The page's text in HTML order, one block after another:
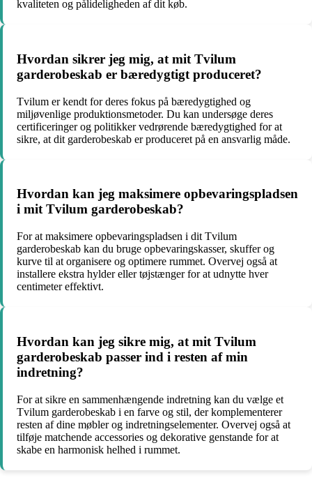
kvaliteten og pålideligheden af dit køb.
Hvordan sikrer jeg mig, at mit Tvilum
garderobeskab er bæredygtigt produceret?
Tvilum er kendt for deres fokus på bæredygtighed og
miljøvenlige produktionsmetoder. Du kan undersøge deres
certificeringer og politikker vedrørende bæredygtighed for at
sikre, at dit garderobeskab er produceret på en ansvarlig måde.
Hvordan kan jeg maksimere opbevaringspladsen
i mit Tvilum garderobeskab?
For at maksimere opbevaringspladsen i dit Tvilum
garderobeskab kan du bruge opbevaringskasser, skuffer og
kurve til at organisere og optimere rummet. Overvej også at
installere ekstra hylder eller tøjstænger for at udnytte hver
centimeter effektivt.
Hvordan kan jeg sikre mig, at mit Tvilum
garderobeskab passer ind i resten af ​​min
indretning?
For at sikre en sammenhængende indretning kan du vælge et
Tvilum garderobeskab i en farve og stil, der komplementerer
resten af dine møbler og indretningselementer. Overvej også at
tilføje matchende accessories og dekorative genstande for at
skabe en harmonisk helhed i rummet.